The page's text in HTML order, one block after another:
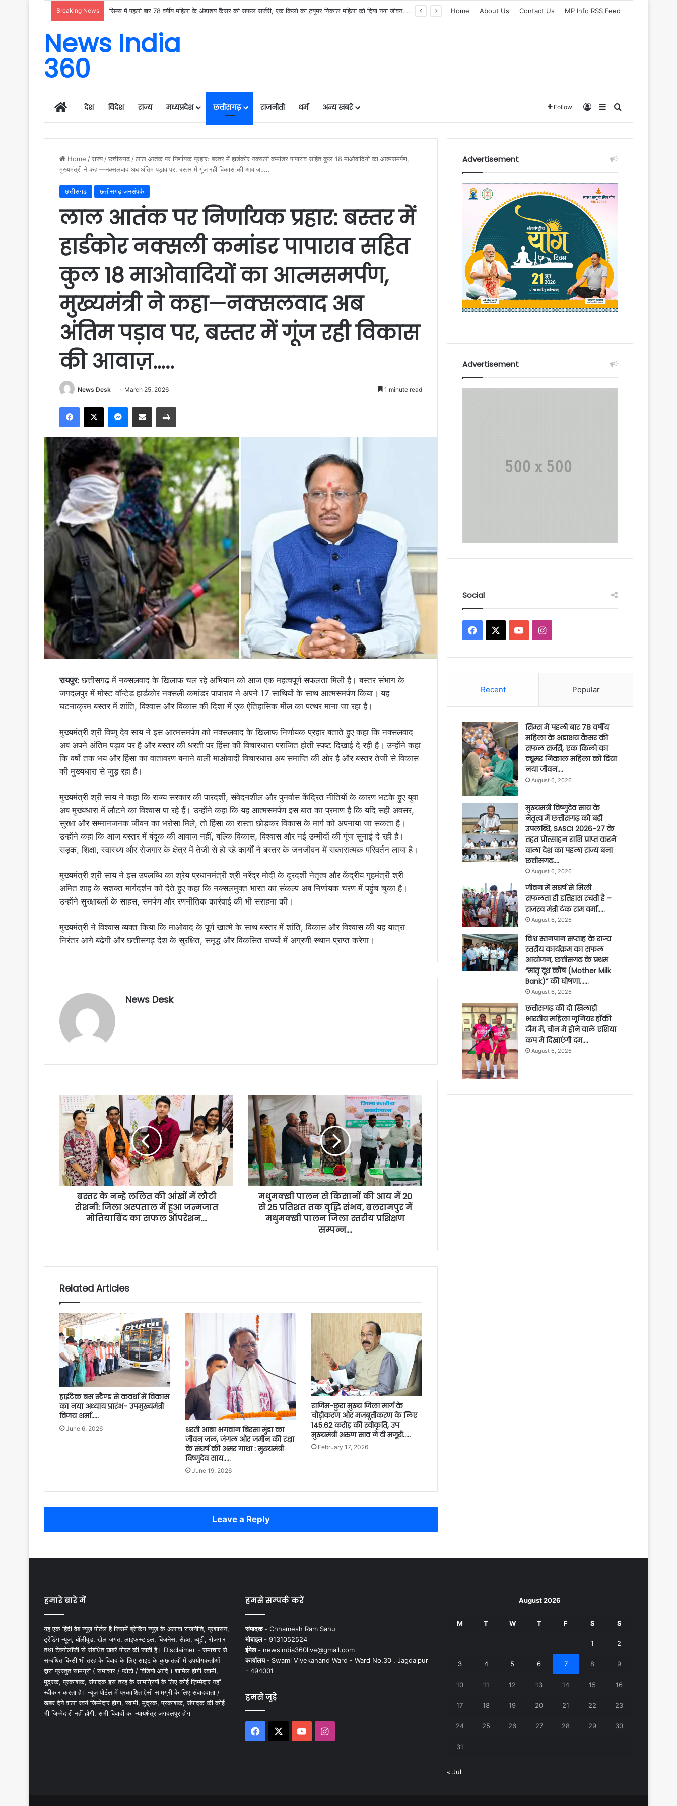
Breaking News मुख्यमंत्री विष्णुदेव साय के नेतृत्व में छत्तीसगढ़ को बड़ी उपलब्धि, SASCI 2026-27 के तहत प्रोत्साहन राशि प्राप्त करने वाला देश का पहला राज्य बना छत्तीसगढ़…. Home About Us Contact Us MP Info RSS Feed
News India
360
Homeदेश विदेश राज्य मध्यप्रदेश छत्तीसगढ़ राजनीती धर्म अन्य खबरें Follow Log InSidebarSearch for
Home /राज्य /छत्तीसगढ़ /लाल आतंक पर निर्णायक प्रहार: बस्तर में हार्डकोर नक्सली कमांडर पापाराव सहित कुल 18 माओवादियों का आत्मसमर्पण,
मुख्यमंत्री ने कहा—नक्सलवाद अब अंतिम पड़ाव पर, बस्तर में गूंज रही विकास की आवाज़…..
छत्तीसगढ़ छत्तीसगढ़ जनसंपर्क
लाल आतंक पर निर्णायक प्रहार: बस्तर में
हार्डकोर नक्सली कमांडर पापाराव सहित
कुल 18 माओवादियों का आत्मसमर्पण,
मुख्यमंत्री ने कहा—नक्सलवाद अब
अंतिम पड़ाव पर, बस्तर में गूंज रही विकास
की आवाज़…..
News Desk March 25, 2026 1 minute read
Facebook
X Messenger
Share via Email Print
रायपुर:छत्तीसगढ़ में नक्सलवाद के खिलाफ चल रहे अभियान को आज एक महत्वपूर्ण सफलता मिली है। बस्तर संभाग के
जगदलपुर में मोस्ट वॉन्टेड हार्डकोर नक्सली कमांडर पापाराव ने अपने 17 साथियों के साथ आत्मसमर्पण किया। यह
घटनाक्रम बस्तर में शांति, विश्वास और विकास की दिशा में एक ऐतिहासिक मील का पत्थर माना जा रहा है।
मुख्यमंत्री श्री विष्णु देव साय ने इस आत्मसमर्पण को नक्सलवाद के खिलाफ निर्णायक प्रहार बताते हुए कहा कि नक्सलवाद
अब अपने अंतिम पड़ाव पर है और बस्तर की धरती पर हिंसा की विचारधारा पराजित होती स्पष्ट दिखाई दे रही है। उन्होंने कहा
कि वर्षों तक भय और हिंसा का वातावरण बनाने वाली माओवादी विचारधारा अब समाप्ति की ओर है और बस्तर तेजी से विकास
की मुख्यधारा से जुड़ रहा है।
मुख्यमंत्री श्री साय ने कहा कि राज्य सरकार की पारदर्शी, संवेदनशील और पुनर्वास केंद्रित नीतियों के कारण भटके हुए युवा
अब मुख्यधारा में लौटने का विश्वास पा रहे हैं। उन्होंने कहा कि यह आत्मसमर्पण इस बात का प्रमाण है कि यदि सही अवसर,
सुरक्षा और सम्मानजनक जीवन का भरोसा मिले, तो हिंसा का रास्ता छोड़कर विकास के मार्ग को अपनाया जा सकता है।
उन्होंने कहा कि आज बस्तर में बंदूक की आवाज़ नहीं, बल्कि विकास, विश्वास और नई उम्मीदों की गूंज सुनाई दे रही है।
सड़क, शिक्षा, स्वास्थ्य और रोजगार के क्षेत्र में तेजी से हो रहे कार्यों ने बस्तर के जनजीवन में सकारात्मक परिवर्तन लाया है।
मुख्यमंत्री श्री साय ने इस उपलब्धि का श्रेय प्रधानमंत्री श्री नरेंद्र मोदी के दूरदर्शी नेतृत्व और केंद्रीय गृहमंत्री श्री
अमित शाह के सशक्त मार्गदर्शन को देते हुए कहा कि नक्सलमुक्त भारत का संकल्प अब निर्णायक चरण में पहुंच चुका है।
उन्होंने सुरक्षाबलों के साहस, समर्पण और रणनीतिक कार्रवाई की भी सराहना की।
मुख्यमंत्री ने विश्वास व्यक्त किया कि माओवाद के पूर्ण खात्मे के साथ बस्तर में शांति, विकास और विश्वास की यह यात्रा
निरंतर आगे बढ़ेगी और छत्तीसगढ़ देश के सुरक्षित, समृद्ध और विकसित राज्यों में अग्रणी स्थान प्राप्त करेगा।
News Desk
बस्तर के नन्हे ललित की आंखों में लौटी
रोशनी: जिला अस्पताल में हुआ जन्मजात
मोतियाबिंद का सफल ऑपरेशन….
मधुमक्खी पालन से किसानों की आय में 20
से 25 प्रतिशत तक वृद्धि संभव, बलरामपुर में
मधुमक्खी पालन जिला स्तरीय प्रशिक्षण
सम्पन्न….
Related Articles
हाईटेक बस स्टैण्ड से कवर्धा में विकास
का नया अध्याय प्रारंभ- उपमुख्यमंत्री
विजय शर्मा…..
June 6, 2026
धरती आबा भगवान बिरसा मुंडा का
जीवन जल, जंगल और जमीन की रक्षा
के संघर्ष की अमर गाथा : मुख्यमंत्री
विष्णुदेव साय…..
June 19, 2026
राजिम-छुरा मुख्य जिला मार्ग के
चौड़ीकरण और मजबूतीकरण के लिए
145.62 करोड़ की स्वीकृति, उप
मुख्यमंत्री अरुण साव ने दी मंजूरी…..
February 17, 2026
Leave a Reply
Advertisement
Advertisement
Social
Facebook YouTubeInstagram
Recent Popular
सिम्स में पहली बार 78 वर्षीय
महिला के अंडाशय कैंसर की
सफल सर्जरी, एक किलो का
ट्यूमर निकाल महिला को दिया
नया जीवन….
August 6, 2026
मुख्यमंत्री विष्णुदेव साय के
नेतृत्व में छत्तीसगढ़ को बड़ी
उपलब्धि, SASCI 2026-27 के
तहत प्रोत्साहन राशि प्राप्त करने
वाला देश का पहला राज्य बना
छत्तीसगढ़….
August 6, 2026
जीवन में संघर्ष से मिली
सफलता ही इतिहास रचती है –
राजस्व मंत्री टंक राम वर्मा…..
August 6, 2026
विश्व स्तनपान सप्ताह के राज्य
स्तरीय कार्यक्रम का सफल
आयोजन, छत्तीसगढ़ के प्रथम
“मातृ दूध कोष (Mother Milk
Bank)” की घोषणा……
August 6, 2026
छत्तीसगढ़ की दो खिलाड़ी
भारतीय महिला जूनियर हॉकी
टीम में, चीन में होने वाले एशिया
कप में दिखाएंगी दम….
August 6, 2026
हमारे बारे में
यह एक हिंदी वेब न्यूज़ पोर्टल है जिसमें ब्रेकिंग न्यूज़ के अलावा राजनीति, प्रशासन,
ट्रेंडिंग न्यूज, बॉलीवुड, खेल जगत, लाइफस्टाइल, बिजनेस, सेहत, ब्यूटी, रोजगार
तथा टेक्नोलॉजी से संबंधित खबरें पोस्ट की जाती है। Disclaimer - समाचार से
सम्बंधित किसी भी तरह के विवाद के लिए साइट के कुछ तत्वों में उपयोगकर्ताओं
द्वारा प्रस्तुत सामग्री ( समाचार / फोटो / विडियो आदि ) शामिल होगी स्वामी,
मुद्रक, प्रकाशक, संपादक इस तरह के सामग्रियों के लिए कोई ज़िम्मेदार नहीं
स्वीकार करता है। न्यूज़ पोर्टल में प्रकाशित ऐसी सामग्री के लिए संवाददाता /
खबर देने वाला स्वयं जिम्मेदार होगा, स्वामी, मुद्रक, प्रकाशक, संपादक की कोई
भी जिम्मेदारी नहीं होगी. सभी विवादों का न्यायक्षेत्र जगदलपुर होगा
हमसे सम्पर्क करें
संपादक -Chhamesh Ram Sahu
मोबाइल -9131052524
ईमेल - newsindia360live@gmail.com
कार्यालय -Swami Vivekanand Ward - Ward No.30 , Jagdalpur
- 494001
हमसे जुड़े
Facebook YouTubeInstagram
August 2026
M T W T F S S
1 2
3 4 5 6 7 8 9
10 11 12 13 14 15 16
17 18 19 20 21 22 23
24 25 26 27 28 29 30
31
« Jul